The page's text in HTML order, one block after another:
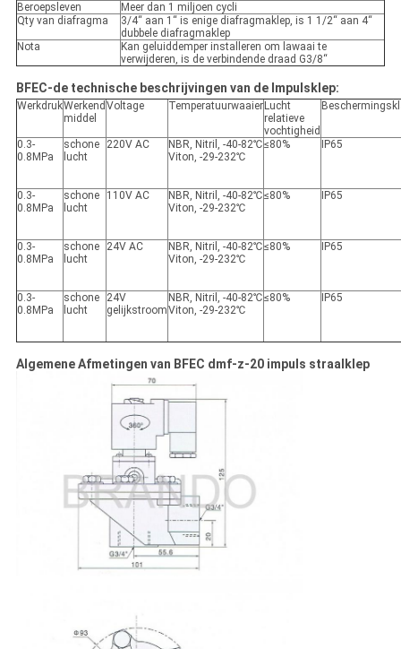
Beroepsleven
Meer dan 1 miljoen cycli
Qty van diafragma
3/4“ aan 1“ is enige diafragmaklep, is 1 1/2“ aan 4“
dubbele diafragmaklep
Nota
Kan geluiddemper installeren om lawaai te
verwijderen, is de verbindende draad G3/8“
BFEC-de technische beschrijvingen van de Impulsklep:
WerkdrukWerkend
middel
Voltage Temperatuurwaaier Lucht
relatieve
vochtigheid
0.3-
0.8MPa
schone
lucht
220V AC
NBR, Nitril, -40-82℃
Viton, -29-232℃
≤80% IP65
0.3-
0.8MPa
schone
lucht
110V AC
NBR, Nitril, -40-82℃
Viton, -29-232℃
≤80% IP65
0.3-
0.8MPa
schone
lucht
24V AC
NBR, Nitril, -40-82℃
Viton, -29-232℃
≤80% IP65
0.3-
0.8MPa
schone
lucht
24V
gelijkstroom
NBR, Nitril, -40-82℃
Viton, -29-232℃
≤80% IP65
Algemene Afmetingen van BFEC dmf-z-20 impuls straalklep